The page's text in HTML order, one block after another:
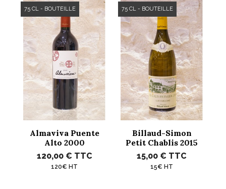
Almaviva Puente
Alto 2000
120,00 € TTC
120€ HT
75 CL - BOUTEILLE
Billaud-Simon
Petit Chablis 2015
15,00 € TTC
15€ HT
75 CL - BOUTEILLE